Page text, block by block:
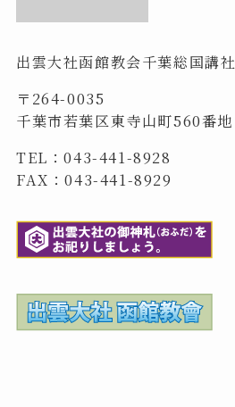
出雲大社函館教会千葉総国講社
〒264-0035
千葉市若葉区東寺山町560番地
TEL：043-441-8928
FAX：043-441-8929